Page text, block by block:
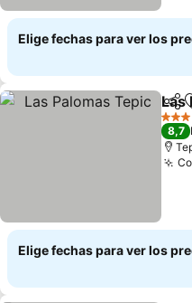
Elige fechas para ver los
Las
3
8,7
Elige fechas para ver los